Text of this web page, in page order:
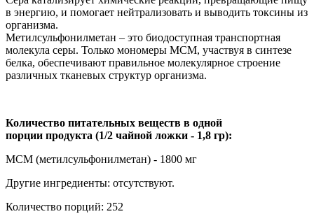
в энергию, и помогает нейтрализовать и выводить токсины из
организма.
Метилсульфонилметан – это биодоступная транспортная
молекула серы. Только мономеры МСМ, участвуя в синтезе
белка, обеспечивают правильное молекулярное строение
различных тканевых структур организма.
Количество питательных веществ в одной
порции продукта (1/2 чайной ложки - 1,8 гр):
МСМ (метилсульфонилметан) - 1800 мг
Другие ингредиенты: отсутствуют.
Количество порций: 252